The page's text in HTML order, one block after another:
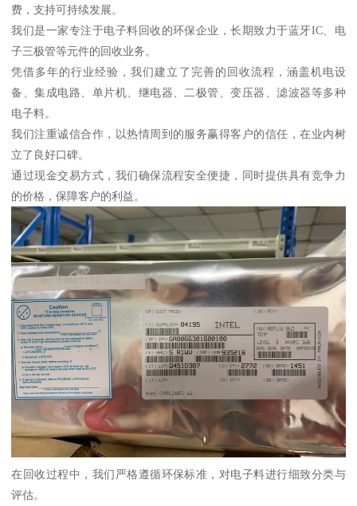
费，支持可持续发展。
我们是一家专注于电子料回收的环保企业，长期致力于蓝牙IC、电
子三极管等元件的回收业务。
凭借多年的行业经验，我们建立了完善的回收流程，涵盖机电设
备、集成电路、单片机、继电器、二极管、变压器、滤波器等多种
电子料。
我们注重诚信合作，以热情周到的服务赢得客户的信任，在业内树
立了良好口碑。
通过现金交易方式，我们确保流程安全便捷，同时提供具有竞争力
的价格，保障客户的利益。
在回收过程中，我们严格遵循环保标准，对电子料进行细致分类与
评估。